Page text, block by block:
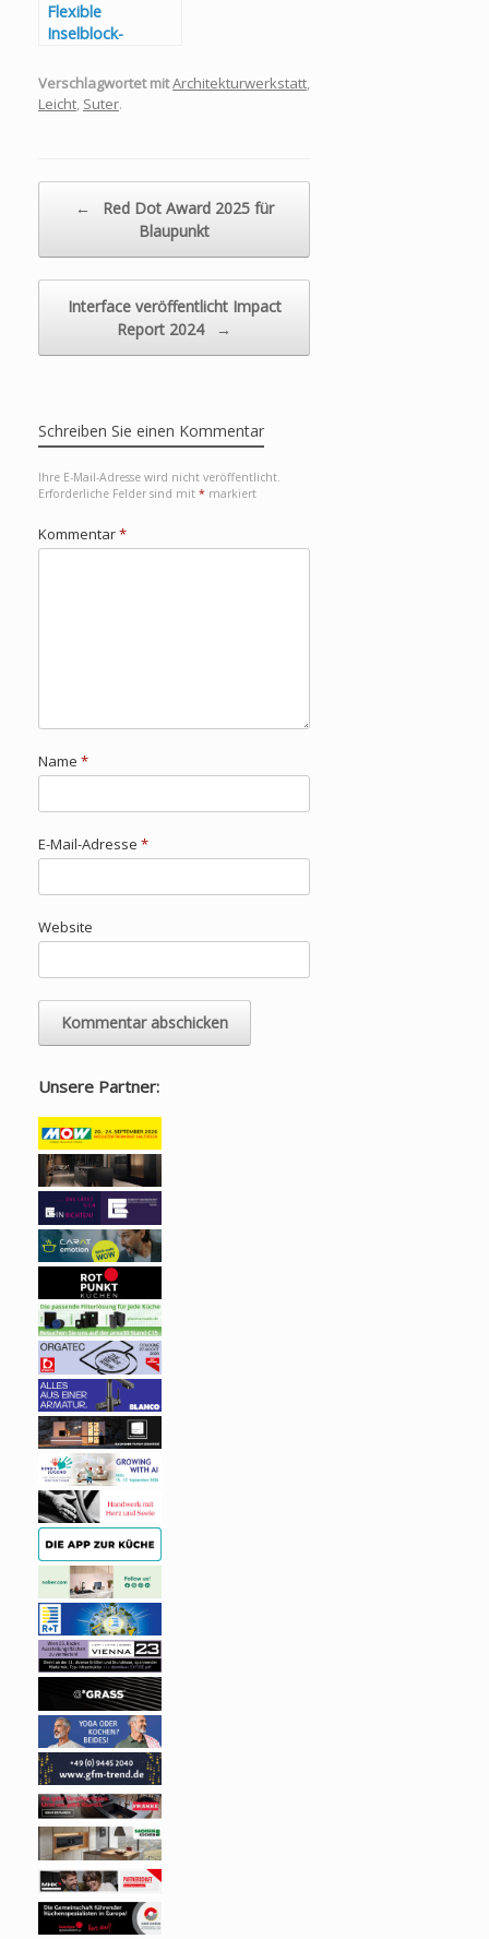
Flexible
Inselblock-
LEICHT für
ganzheitliche
Verschlagwortet mitArchitekturwerkstatt,
Leicht, Suter.
←
Red Dot Award 2025 für
Blaupunkt
Interface veröffentlicht Impact
Report 2024
→
Schreiben Sie einen Kommentar
Ihre E-Mail-Adresse wird nicht veröffentlicht.
Erforderliche Felder sind mit * markiert
Kommentar*
Name *
E-Mail-Adresse *
Website
Unsere Partner: